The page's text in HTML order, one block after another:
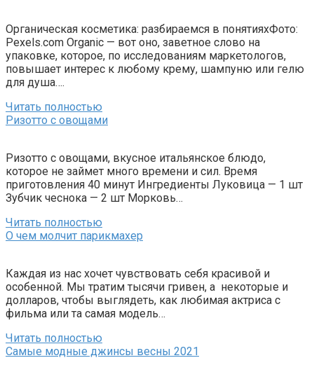
Органическая косметика: разбираемся в понятияхФото:
Pexels.com Organic — вот оно, заветное слово на
упаковке, которое, по исследованиям маркетологов,
повышает интерес к любому крему, шампуню или гелю
для душа….
Читать полностью
Ризотто с овощами
Ризотто с овощами, вкусное итальянское блюдо,
которое не займет много времени и сил. Время
приготовления 40 минут Ингредиенты Луковица — 1 шт
Зубчик чеснока — 2 шт Морковь…
Читать полностью
О чем молчит парикмахер
Каждая из нас хочет чувствовать себя красивой и
особенной. Мы тратим тысячи гривен, а некоторые и
долларов, чтобы выглядеть, как любимая актриса с
фильма или та самая модель…
Читать полностью
Самые модные джинсы весны 2021